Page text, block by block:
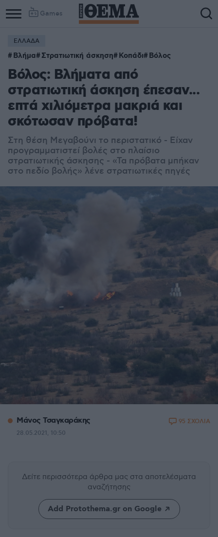
Games
ΕΛΛΑΔΑ
Βλήμα Στρατιωτική άσκηση Κοπάδι Βόλος
Βόλος: Βλήματα από
στρατιωτική άσκηση έπεσαν...
επτά χιλιόμετρα μακριά και
σκότωσαν πρόβατα!
Στη θέση Μεγαβούνι το περιστατικό - Είχαν
προγραμματιστεί βολές στο πλαίσιο
στρατιωτικής άσκησης - «Τα πρόβατα μπήκαν
στο πεδίο βολής» λένε στρατιωτικές πηγές
Μάνος Τσαγκαράκης
28.05.2021, 10:50
95 ΣΧΟΛΙΑ
Δείτε περισσότερα άρθρα μας στα αποτελέσματα
αναζήτησης
Add Protothema.gr on Google